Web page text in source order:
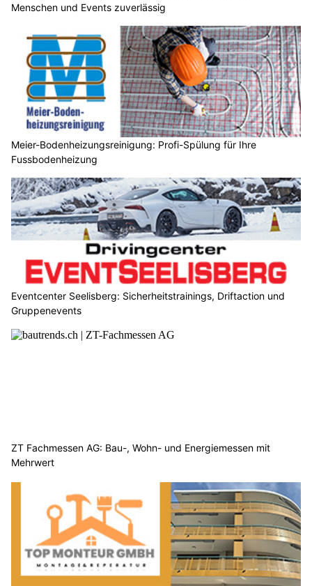
Menschen und Events zuverlässig
Meier-Bodenheizungsreinigung: Profi-Spülung für Ihre
Fussbodenheizung
Eventcenter Seelisberg: Sicherheitstrainings, Driftaction und
Gruppenevents
ZT Fachmessen AG: Bau-, Wohn- und Energiemessen mit
Mehrwert